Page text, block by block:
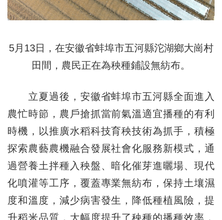
5月13日，在安徽省蚌埠市五河縣沱湖鄉大崗村
田間， 農民正在為秧種鋪設無紡布。
立夏過後，安徽省蚌埠市五河縣全面進入
農忙時節，農戶搶抓當前氣溫適宜播種的有利
時機，以推廣水稻科技育秧技術為抓手，積極
探索農藝農機融合發展社會化服務新模式，通
過營養土拌種入秧盤、暗化催芽進曬場、現代
化噴灌等工序，覆蓋專業無紡布，保持土壤濕
度和溫度，減少病害發生，降低種植風險，提
升稻米品質，大幅度提升了秧種的播種效率，